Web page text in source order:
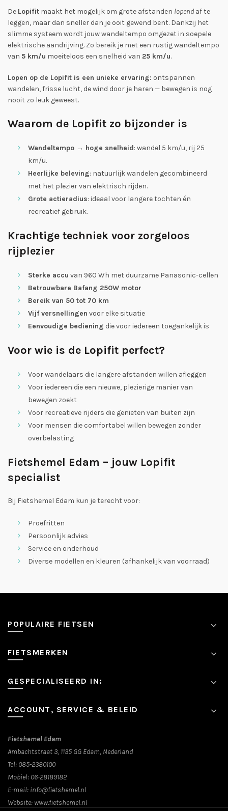
De Lopifit maakt het mogelijk om grote afstanden lopend af te
leggen, maar dan sneller dan je ooit gewend bent. Dankzij het
slimme systeem wordt jouw wandeltempo omgezet in soepele
elektrische aandrijving. Zo bereik je met een rustig wandeltempo
van 5 km/u moeiteloos een snelheid van 25 km/u.
Lopen op de Lopifit is een unieke ervaring: ontspannen
wandelen, frisse lucht, de wind door je haren — bewegen is nog
nooit zo leuk geweest.
Waarom de Lopifit zo bijzonder is
Wandeltempo → hoge snelheid: wandel 5 km/u, rij 25
km/u.
Heerlijke beleving: natuurlijk wandelen gecombineerd
met het plezier van elektrisch rijden.
Grote actieradius: ideaal voor langere tochten én
recreatief gebruik.
Krachtige techniek voor zorgeloos
rijplezier
Sterke accu van 960 Wh met duurzame Panasonic-cellen
Betrouwbare Bafang 250W motor
Bereik van 50 tot 70 km
Vijf versnellingen voor elke situatie
Eenvoudige bediening die voor iedereen toegankelijk is
Voor wie is de Lopifit perfect?
Voor wandelaars die langere afstanden willen afleggen
Voor iedereen die een nieuwe, plezierige manier van
bewegen zoekt
Voor recreatieve rijders die genieten van buiten zijn
Voor mensen die comfortabel willen bewegen zonder
overbelasting
Fietshemel Edam – jouw Lopifit
specialist
Bij Fietshemel Edam kun je terecht voor:
Proefritten
Persoonlijk advies
Service en onderhoud
Diverse modellen en kleuren (afhankelijk van voorraad)
POPULAIRE FIETSEN
FIETSMERKEN
GESPECIALISEERD IN:
ACCOUNT, SERVICE & BELEID
Fietshemel Edam
Ambachtstraat 3, 1135 GG Edam, Nederland
Tel: 085-2380100
Mobiel: 06-28189182
E-mail: info@fietshemel.nl
Website: www.fietshemel.nl